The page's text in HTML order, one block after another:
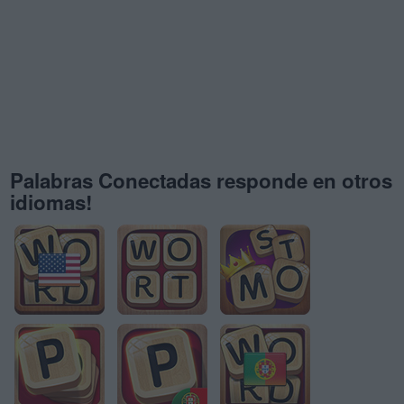
Palabras Conectadas responde en otros
idiomas!